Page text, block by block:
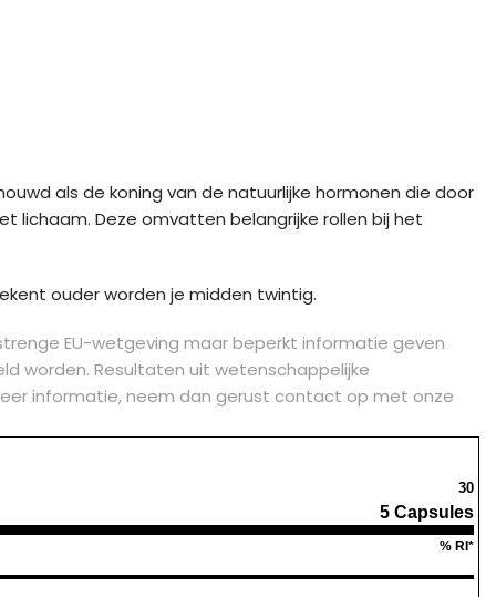
als de koning van de natuurlijke hormonen die door
lichaam. Deze omvatten belangrijke rollen bij het
ouder worden je midden twintig.
EU-wetgeving maar beperkt informatie geven
worden. Resultaten uit wetenschappelijke
informatie, neem dan gerust contact op met onze
30
5 Capsules
% RI*